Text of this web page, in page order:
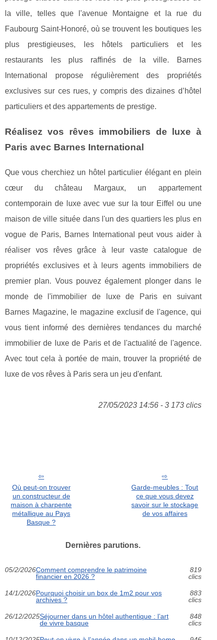
la ville, telles que l'avenue Montaigne et la rue du
Faubourg Saint-Honoré, où se trouvent les boutiques les
plus prestigieuses, les hôtels particuliers et les
restaurants les plus raffinés de la ville. Barnes
International propose régulièrement des propriétés
exclusives sur ces rues, y compris des dizaines d’hôtel
particuliers et des appartements de prestige.
Réalisez vos rêves immobiliers de luxe à
Paris avec Barnes International
Que vous cherchiez un hôtel particulier élégant en plein
cœur du château Margaux, un appartement
contemporain de luxe avec vue sur la tour Eiffel ou une
maison de ville située dans l'un des quartiers les plus en
vogue de Paris, Barnes International peut vous aider à
réaliser vos rêves grâce à leur vaste catalogue de
propriétés exclusives et à leurs agents immobiliers de
premier plan. Vous pouvez également plonger dans le
monde de l'immobilier de luxe de Paris en suivant
Barnes Magazine, le magazine exclusif de l'agence, qui
vous tient informé des dernières tendances du marché
immobilier de luxe de Paris et de l'actualité de l'agence.
Avec tout cela à portée de main, trouver la propriété de
luxe de vos rêves à Paris sera un jeu d'enfant.
27/05/2023 14:56 - 3 173 clics
Où peut-on trouver
un constructeur de
maison à charpente
métallique au Pays
Basque ?
Garde-meubles : Tout
ce que vous devez
savoir sur le stockage
de vos affaires
Dernières parutions.
05/2/2026Comment comprendre le patrimoine
financier en 2026 ?
819
clics
14/1/2026Pourquoi choisir un box de 1m2 pour vos
archives ?
883
clics
26/12/2025Séjourner dans un hôtel authentique : l’art
de vivre basque
848
clics